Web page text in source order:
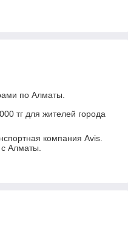
по Алматы.
тг для жителей города
компания Avis.
с Алматы.